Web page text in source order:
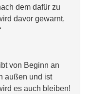
dem dafür zu
davor gewarnt,
von Beginn an
außen und ist
es auch bleiben!